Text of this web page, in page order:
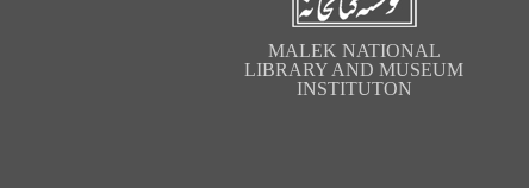
MALEK NATIONAL
LIBRARY AND MUSEUM
INSTITUTON